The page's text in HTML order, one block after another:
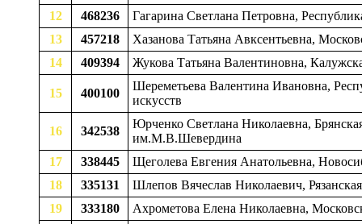
12
468236
Гагарина Светлана Петровна,
13
457218
Хазанова Татьяна Авксентьевна,
14
409394 Жукова Татьяна Валентиновна,
15 400100
Шереметьева Валентина Ивановна,
искусств
16 342538
Юрченко Светлана Николаевна,
им.М.В.Шевердина
17
338445
Щеголева Евгения Анатольевна,
18
335131
Шлепов Вячеслав Николаевич,
19
333180
Ахрометова Елена Николаевна,